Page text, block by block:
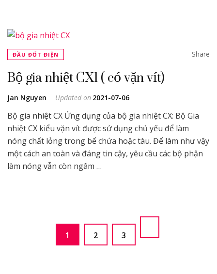
ĐẦU ĐỐT ĐIỆN Share
Bộ gia nhiệt CX1 ( có vặn vít)
Jan Nguyen Updated on 2021-07-06
Bộ gia nhiệt CX Ứng dụng của bộ gia nhiệt CX: Bộ Gia
nhiệt CX kiểu vặn vít được sử dụng chủ yếu để làm
nóng chất lỏng trong bể chứa hoặc tàu. Để làm như vậy
một cách an toàn và đáng tin cậy, yêu cầu các bộ phận
làm nóng vẫn còn ngâm …
Page
1 Page
2 Page
3